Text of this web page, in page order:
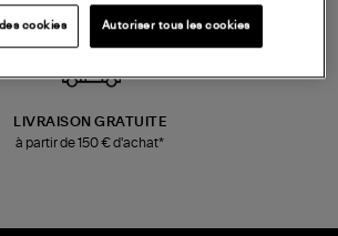
LIVRAISON GRATUITE
à partir de 150 € d'achat*
cookies Autoriser tous les cookies